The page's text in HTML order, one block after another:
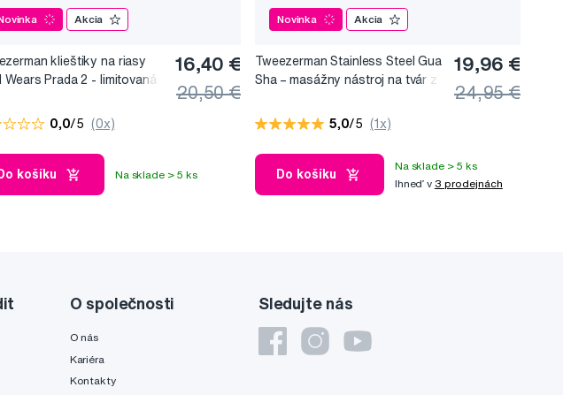
Akcia
klieštiky na riasy
Wears Prada 2 - limitovaná
16,40 €
20,50 €
0,0/5 (0x)
Do košíku Na sklade > 5 ks
Novinka Akcia
Tweezerman Stainless Steel Gua
Sha –⁠⁠⁠⁠⁠⁠ masážny nástroj na tvár z
19,96 €
24,95 €
5,0/5 (1x)
Do košíku
Na sklade > 5 ks
Ihneď v 3 prodejnách
Sledujte nás
O společnosti
O nás
Kariéra
Kontakty